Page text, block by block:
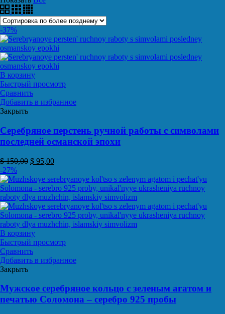
-37%
В корзину
Быстрый просмотр
Сравнить
Добавить в избранное
Закрыть
Серебряное перстень ручной работы с символами
последней османской эпохи
$150,00 $ 95,00
-27%
В корзину
Быстрый просмотр
Сравнить
Добавить в избранное
Закрыть
Мужское серебряное кольцо с зеленым агатом и
печатью Соломона – серебро 925 пробы